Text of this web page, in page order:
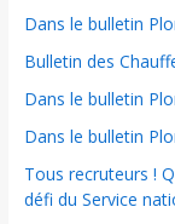
Dans le bulletin
Bulletin des
Dans le bulletin
Dans le bulletin
Tous recruteurs !
défi du Service